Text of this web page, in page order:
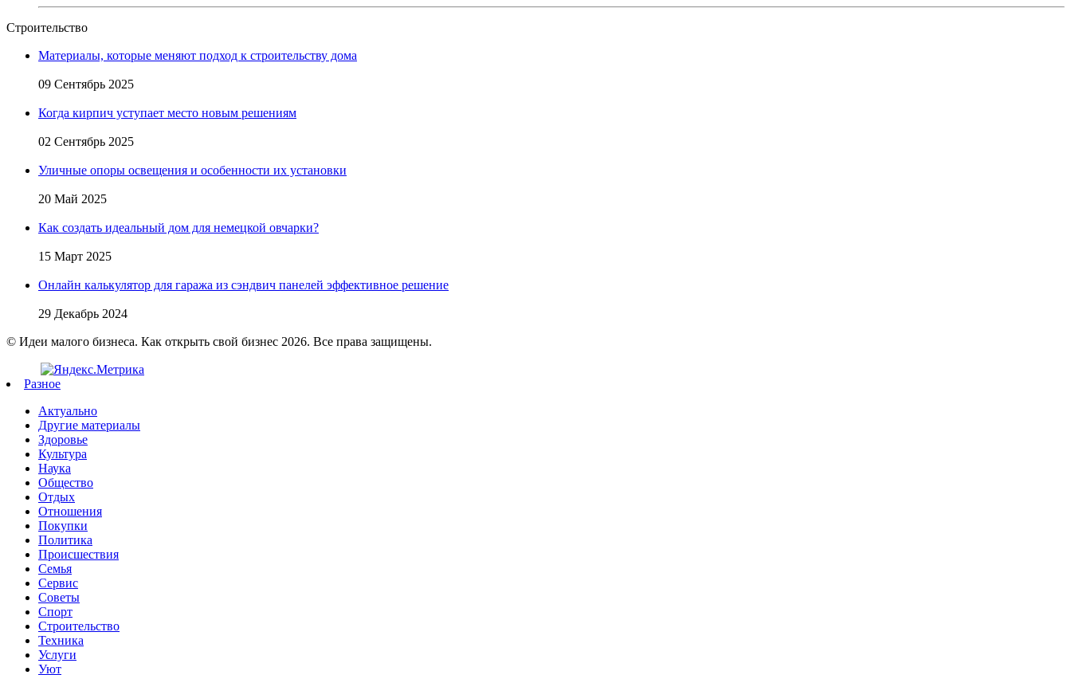
Строительство
Материалы, которые меняют подход к строительству дома
09 Сентябрь 2025
Когда кирпич уступает место новым решениям
02 Сентябрь 2025
Уличные опоры освещения и особенности их установки
20 Май 2025
Как создать идеальный дом для немецкой овчарки?
15 Март 2025
Онлайн калькулятор для гаража из сэндвич панелей эффективное решение
29 Декабрь 2024
© Идеи малого бизнеса. Как открыть свой бизнес 2026. Все права защищены.
Разное
Актуально
Другие материалы
Здоровье
Культура
Наука
Общество
Отдых
Отношения
Покупки
Политика
Происшествия
Семья
Сервис
Советы
Спорт
Строительство
Техника
Услуги
Уют